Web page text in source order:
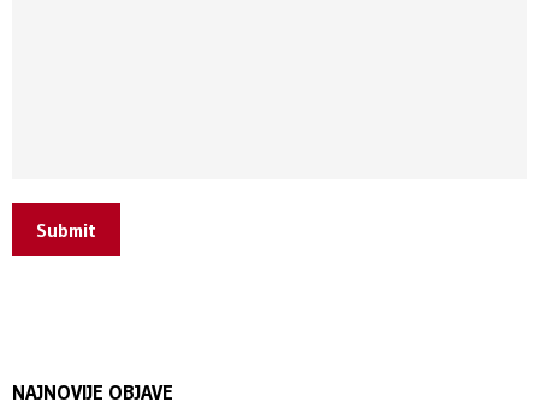
Submit
NAJNOVIJE OBJAVE